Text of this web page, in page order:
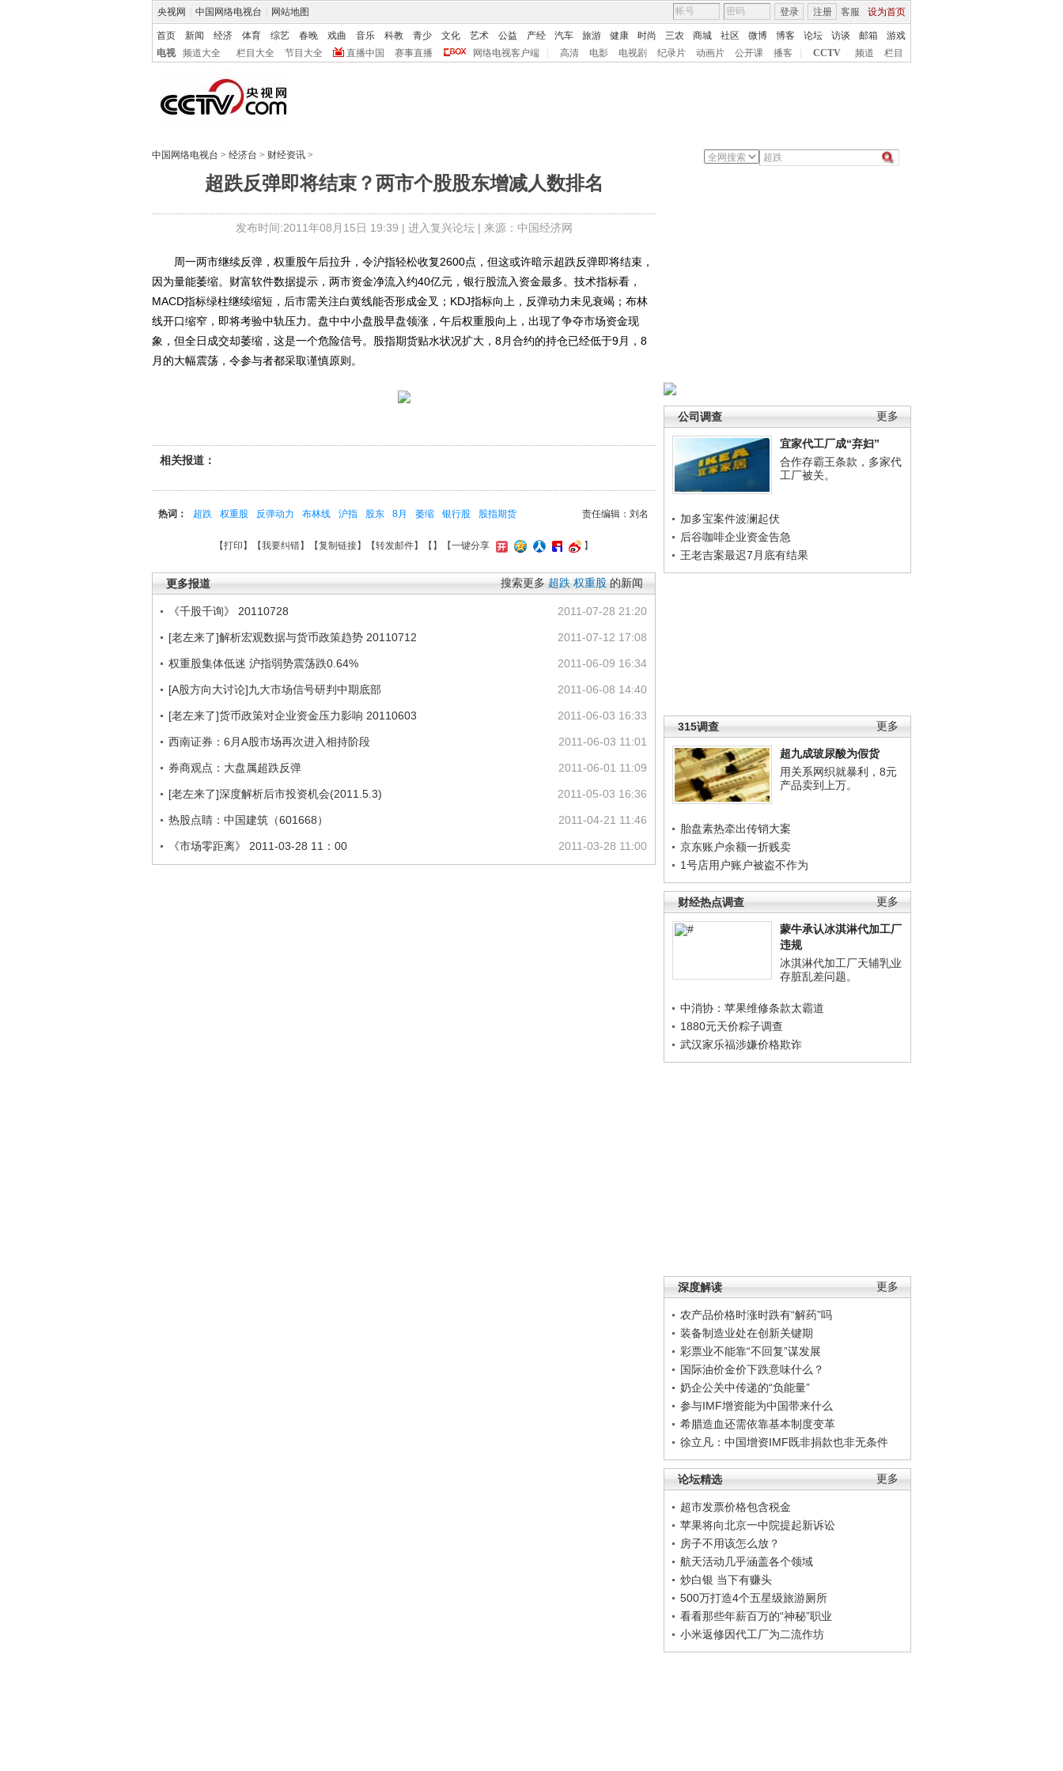
央视网 中国网络电视台 网站地图 客服 设为首页
登录 注册
首页 新闻 经济 体育 综艺 春晚 戏曲 音乐 科教 青少 文化 艺术 公益 产经 汽车 旅游 健康 时尚 三农 商城 社区 微博 博客 论坛 访谈 邮箱
游戏
电视
频道大全 栏目大全 节目大全 直播中国 赛事直播 网络电视客户端 高清 电影 电视剧 纪录片 动画片 公开课 播客 CCTV 频道 栏目
中国网络电视台 > 经济台 > 财经资讯 >
超跌反弹即将结束？两市个股股东增减人数排名
发布时间:2011年08月15日 19:39 | 进入复兴论坛| 来源：中国经济网
更多
公司调查
宜家代工厂成“弃妇”
合作存霸王条款，多家代
工厂被关。
加多宝案件波澜起伏
后谷咖啡企业资金告急
王老吉案最迟7月底有结果
更多
315调查
超九成玻尿酸为假货
用关系网织就暴利，8元
产品卖到上万。
胎盘素热牵出传销大案
京东账户余额一折贱卖
1号店用户账户被盗不作为
更多
财经热点调查
蒙牛承认冰淇淋代加工厂
违规
冰淇淋代加工厂天辅乳业
存脏乱差问题。
中消协：苹果维修条款太霸道
1880元天价粽子调查
武汉家乐福涉嫌价格欺诈
更多
深度解读
农产品价格时涨时跌有“解药”吗
装备制造业处在创新关键期
彩票业不能靠“不回复”谋发展
国际油价金价下跌意味什么？
奶企公关中传递的“负能量”
参与IMF增资能为中国带来什么
希腊造血还需依靠基本制度变革
徐立凡：中国增资IMF既非捐款也非无条件
更多
论坛精选
超市发票价格包含税金
苹果将向北京一中院提起新诉讼
房子不用该怎么放？
航天活动几乎涵盖各个领域
炒白银 当下有赚头
500万打造4个五星级旅游厕所
看看那些年薪百万的“神秘”职业
小米返修因代工厂为二流作坊
周一两市继续反弹，权重股午后拉升，令沪指轻松收复2600点，但这或许暗示超跌反弹即将结束，
因为量能萎缩。财富软件数据提示，两市资金净流入约40亿元，银行股流入资金最多。技术指标看，
MACD指标绿柱继续缩短，后市需关注白黄线能否形成金叉；KDJ指标向上，反弹动力未见衰竭；布林
线开口缩窄，即将考验中轨压力。盘中中小盘股早盘领涨，午后权重股向上，出现了争夺市场资金现
象，但全日成交却萎缩，这是一个危险信号。股指期货贴水状况扩大，8月合约的持仓已经低于9月，8
月的大幅震荡，令参与者都采取谨慎原则。
相关报道：
责任编辑：刘名
热词： 超跌 权重股 反弹动力 布林线 沪指 股东 8月 萎缩 银行股 股指期货
【打印 】【我要纠错】【复制链接】【转发邮件】【 】 【一键分享 】
搜索更多 超跌 权重股 的新闻
更多报道
2011-07-28 21:20
《千股千询》 20110728
2011-07-12 17:08
[老左来了]解析宏观数据与货币政策趋势 20110712
2011-06-09 16:34
权重股集体低迷 沪指弱势震荡跌0.64%
2011-06-08 14:40
[A股方向大讨论]九大市场信号研判中期底部
2011-06-03 16:33
[老左来了]货币政策对企业资金压力影响 20110603
2011-06-03 11:01
西南证券：6月A股市场再次进入相持阶段
2011-06-01 11:09
券商观点：大盘属超跌反弹
2011-05-03 16:36
[老左来了]深度解析后市投资机会(2011.5.3)
2011-04-21 11:46
热股点睛：中国建筑（601668）
2011-03-28 11:00
《市场零距离》 2011-03-28 11：00